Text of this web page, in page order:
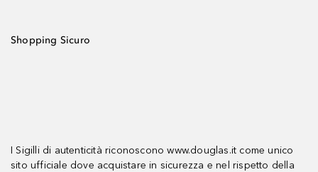
Shopping Sicuro
I Sigilli di autenticità riconoscono www.douglas.it come unico
sito ufficiale dove acquistare in sicurezza e nel rispetto della